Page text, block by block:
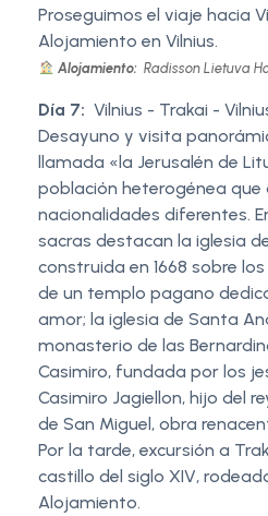
Proseguimos el viaje hacia
Alojamiento en Vilnius.
Alojamiento: Radisson Lietuva
Día 7: Vilnius - Trakai -
Desayuno y visita
llamada «la Jerusalén de
población heterogénea
nacionalidades diferentes.
sacras destacan la iglesia
construida en 1668 sobre
de un templo pagano
amor; la iglesia de Santa
monasterio de las
Casimiro, fundada por los
Casimiro Jagiellon, hijo del
de San Miguel, obra
Por la tarde, excursión a
castillo del siglo XIV,
Alojamiento.